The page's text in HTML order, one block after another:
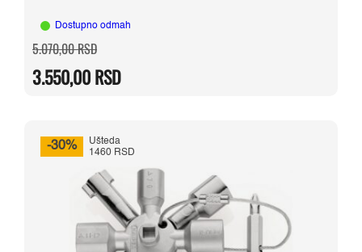
Dostupno odmah
5.070,00RSDOriginalna
cena
bila:
5.070,00 RSD.
3.550,00RSD
Trenutna
cena
3.550,00 RSD.
-30%
Ušteda
1460 RSD